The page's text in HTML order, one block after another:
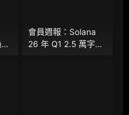
（1次，课题/选题经审核通过
會員週報：Solana
26 年 Q1 2.5 萬字研